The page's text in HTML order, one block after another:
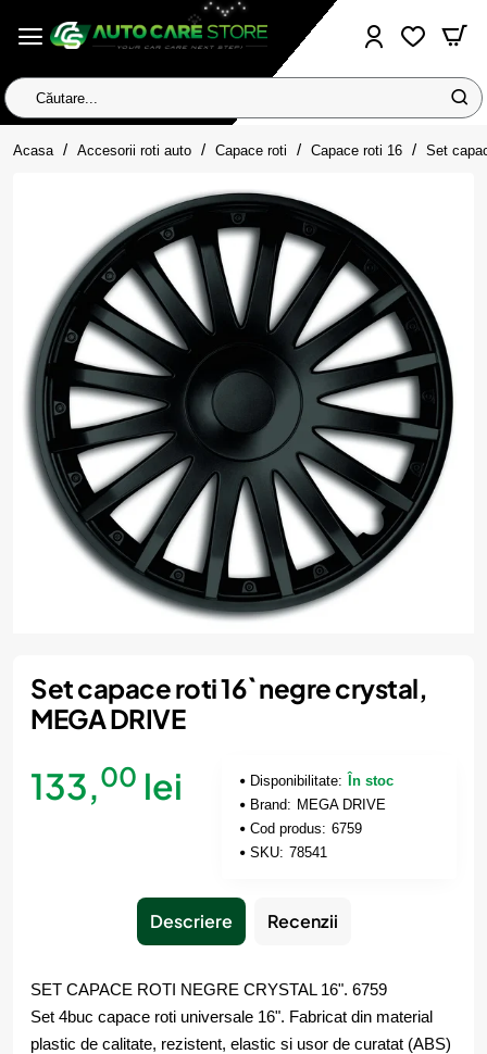
Căutare...
Acasa homeAccesorii roti auto Capace roti Capace roti 16 Set
Set capace roti 16` negre crystal,
MEGA DRIVE
133,00 lei Disponibilitate:
În stoc
Brand: MEGA DRIVE
Cod produs: 6759
SKU: 78541
Descriere Recenzii
SET CAPACE ROTI NEGRE CRYSTAL 16". 6759
Set 4buc capace roti universale 16". Fabricat din material
plastic de calitate, rezistent, elastic si usor de curatat (ABS)